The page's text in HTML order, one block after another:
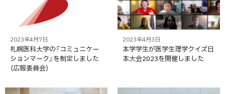
2023年4月7日
札幌医科大学の『コミュニケー
ションマーク』を制定しました
（広報委員会）
2023年4月3日
本学学生が医学生理学クイズ日
本大会2023を開催しました